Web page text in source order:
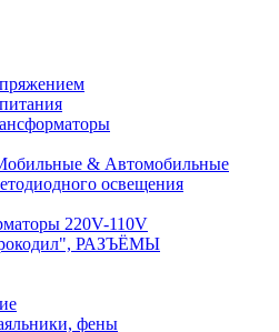
& Автомобильные
освещения
220V-110V
РАЗЪЁМЫ
фены